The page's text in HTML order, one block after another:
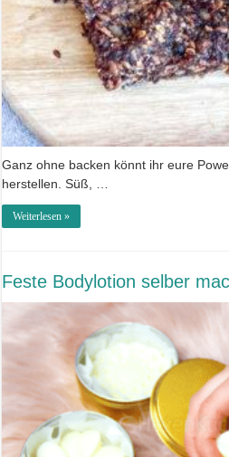
Ganz ohne backen könnt ihr eure
herstellen. Süß, …
Weiterlesen »
Feste Bodylotion selber